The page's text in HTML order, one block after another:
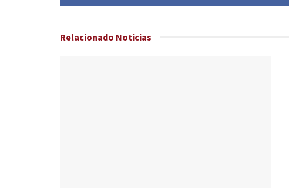
Relacionado Noticias